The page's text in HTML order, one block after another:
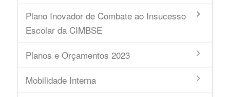
Plano Inovador de Combate ao Insucesso
Escolar da CIMBSE
Planos e Orçamentos 2023
Mobilidade Interna